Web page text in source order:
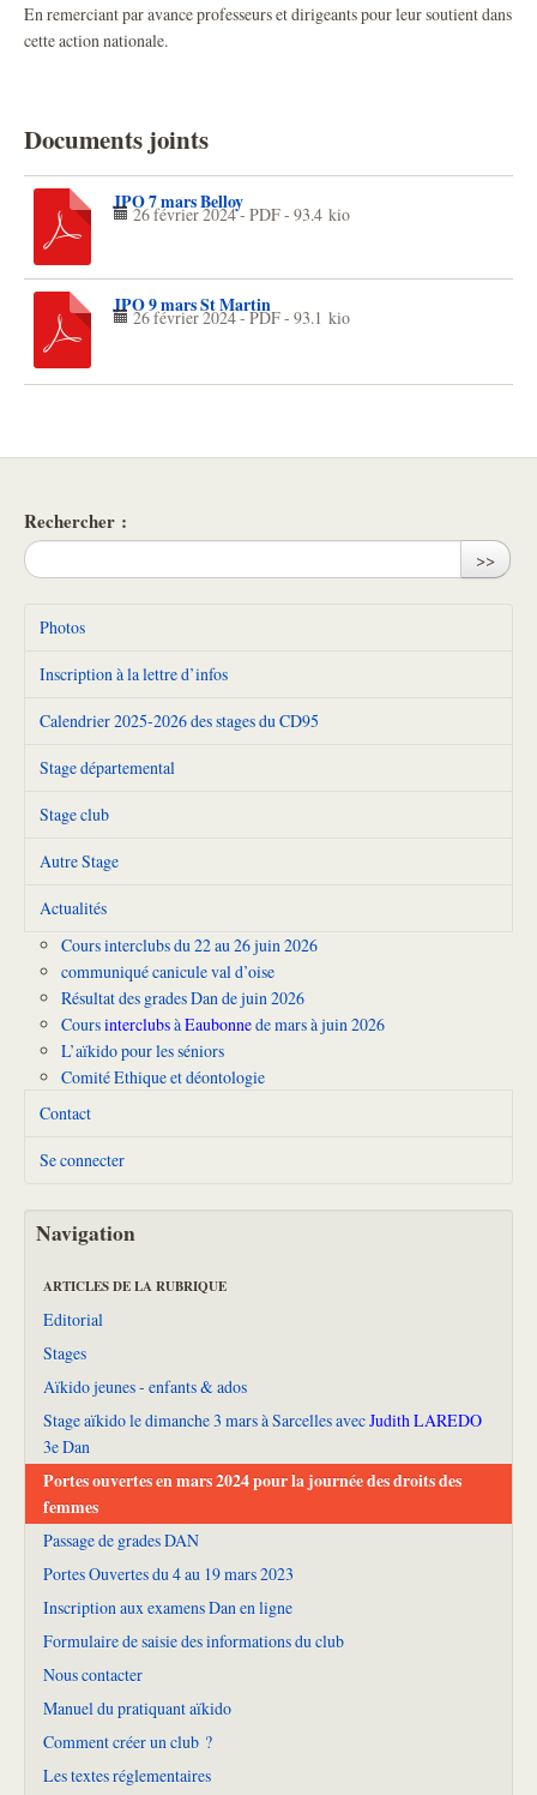
En remerciant par avance professeurs et dirigeants pour leur soutient dans
cette action nationale.
Documents joints
JPO 7 mars Belloy
26 février 2024- PDF- 93.4 kio
JPO 9 mars St Martin
26 février 2024-PDF- 93.1 kio
Rechercher :
>>
Photos
Inscription à la lettre d’infos
Calendrier 2025-2026 des stages du CD95
Stage départemental
Stage club
Autre Stage
Actualités
Cours interclubs du 22 au 26 juin 2026
communiqué canicule val d’oise
Résultat des grades Dan de juin 2026
CoursinterclubsàEaubonnede mars à juin 2026
L’aïkido pour les séniors
Comité Ethique et déontologie
Contact
Se connecter
Navigation
ARTICLES DE LA RUBRIQUE
Editorial
Stages
Aïkido jeunes - enfants & ados
Stage aïkido le dimanche 3 mars à Sarcelles avecJudith LAREDO
3e Dan
Portes ouvertes en mars 2024 pour la journée des droits des
femmes
Passage de grades DAN
Portes Ouvertes du 4 au 19 mars 2023
Inscription aux examens Dan en ligne
Formulaire de saisie des informations du club
Nous contacter
Manuel du pratiquant aïkido
Comment créer un club ?
Les textes réglementaires